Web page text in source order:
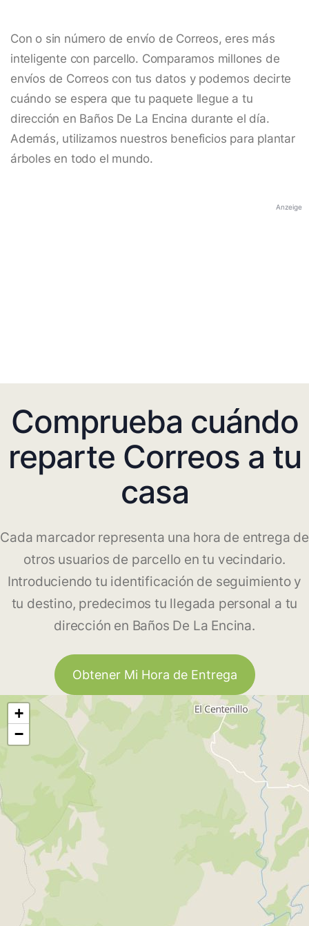
Con o sin número de envío de Correos, eres más
inteligente con parcello. Comparamos millones de
envíos de Correos con tus datos y podemos decirte
cuándo se espera que tu paquete llegue a tu
dirección en Baños De La Encina durante el día.
Además, utilizamos nuestros beneficios para plantar
árboles en todo el mundo.
Anzeige
Comprueba cuándo
reparte Correos a tu
casa
Cada marcador representa una hora de entrega de
otros usuarios de parcello en tu vecindario.
Introduciendo tu identificación de seguimiento y
tu destino, predecimos tu llegada personal a tu
dirección en Baños De La Encina.
Obtener Mi Hora de Entrega
+
−